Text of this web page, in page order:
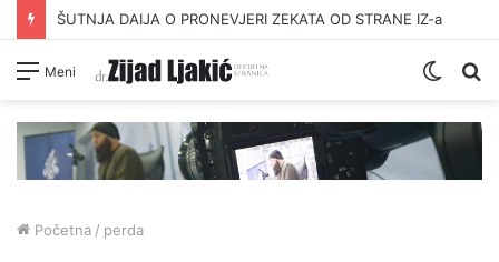
ŠUTNJA DAIJA O PRONEVJERI ZEKATA OD STRANE IZ-a
Meni
Switch
Početna / perda